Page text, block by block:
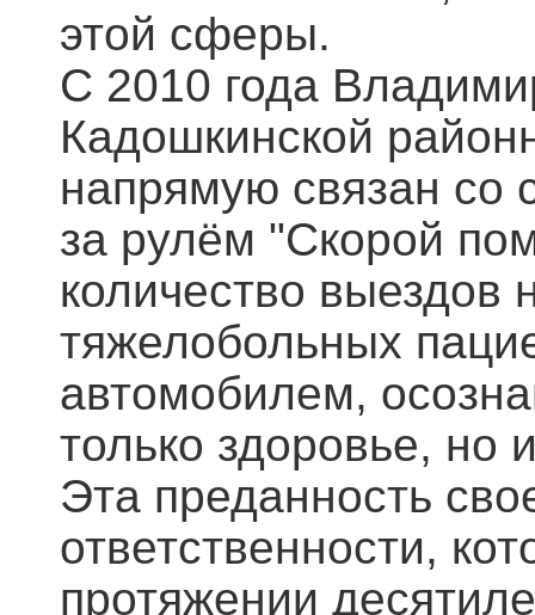
этой сферы.
С 2010 года
Кадошкинской
напрямую связан со
за рулём "Скорой
количество выездов
тяжелобольных
автомобилем,
только здоровье, но
Эта преданность
ответственности,
протяжении